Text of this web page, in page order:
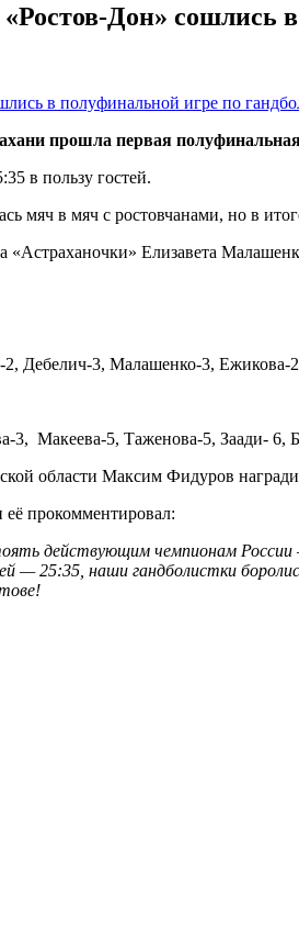
Дон» сошлись
прошла первая
в пользу гостей.
мяч в мяч с ростовчанами, но в
Елизавета
Дебелич-3, Малашенко-3, Ежикова-
3, Макеева-5, Таженова-5, Заади- 6,
области Максим Фидуров
прокомментировал:
действующим чемпионам
— 25:35, наши гандболистки